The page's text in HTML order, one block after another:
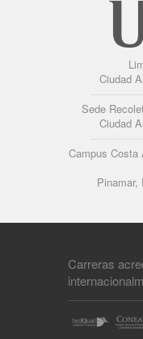
Ciudad
Sede
Ciudad
Campus Costa
Pinamar,
Carreras